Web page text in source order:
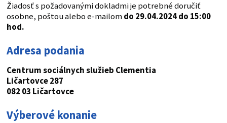
Žiadosť s požadovanými dokladmi je potrebné doručiť
osobne, poštou alebo e-mailomdo 29.04.2024 do 15:00
hod.
Adresa podania
Centrum sociálnych služieb Clementia
Ličartovce 287
082 03 Ličartovce
Výberové konanie